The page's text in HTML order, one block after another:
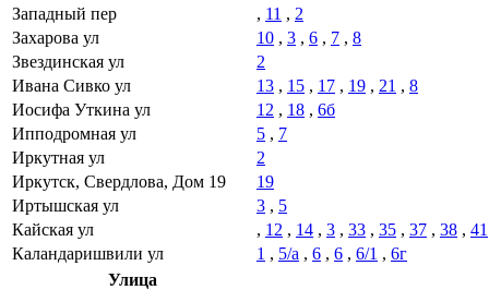
Западный пер
, 11 , 2
Захарова ул
10 , 3 , 6 , 7 , 8
Звездинская ул
2
Ивана Сивко ул
13 , 15 , 17 , 19 , 21 , 8
Иосифа Уткина ул
12 , 18 , 6б
Ипподромная ул
5 , 7
Иркутная ул
2
Иркутск, Свердлова, Дом 19
19
Иртышская ул
3 , 5
Кайская ул
, 12 , 14 , 3 , 33 , 35 , 37 , 38 , 41
Каландаришвили ул
1 , 5/а , 6 , 6 , 6/1 , 6г
Улица